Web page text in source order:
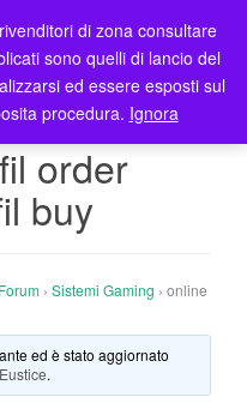
T
o
g
l
a
i
order
buy
Forum › Sistemi Gaming › online
ed è stato aggiornato
.
di zona consultare
sono quelli di lancio del
ed essere esposti sul
procedura. Ignora